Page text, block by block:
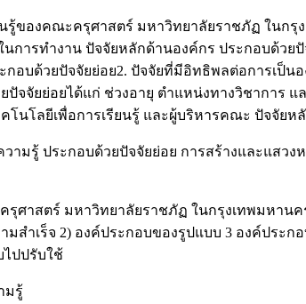
รู้ของคณะครุศาสตร์ มหาวิทยาลัยราชภัฏ ใน
การทำงาน ปัจจัยหลักด้านองค์กร ประกอบด้
อบด้วยปัจจัยย่อย2. ปัจจัยที่มีอิทธิพลต่อการเ
จัยย่อยได้แก่ ช่วงอายุ ตำแหน่งทางวิชาการ
โลยีเพื่อการเรียนรู้ และผู้บริหารคณะ ปัจจัยหลั
ามรู้ ประกอบด้วยปัจจัยย่อย การสร้างและแสว
รุศาสตร์ มหาวิทยาลัยราชภัฏ ในกรุงเทพมหา
สำเร็จ 2) องค์ประกอบของรูปแบบ 3 องค์ประ
ไปปรับใช้
มรู้